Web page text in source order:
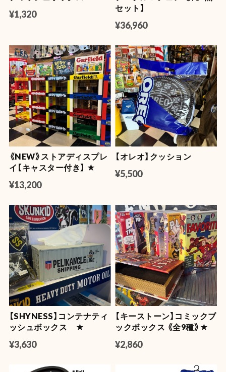
¥1,320
セット】
¥36,960
《NEW》ストアディスプレ
イ【キャスター付き】 ★
¥13,200
【オレオ】クッション
¥5,500
【SHYNESS】コンテナティ
ッシュボックス ★
¥3,630
【キーストーン】コミックブ
ックボックス 《全9種》★
¥2,860